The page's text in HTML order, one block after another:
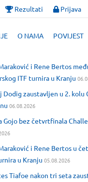
Rezultati Prijava
O NAMA POVIJEST
i Rene Bertos
ITF turnira u Kranju
Dodig zaustavljen u 2. kolu
06.08.2026
Gojo bez četvrtfinala
i Rene Bertos u
u Kranju 05.08.2026
Tiafoe nakon tri seta